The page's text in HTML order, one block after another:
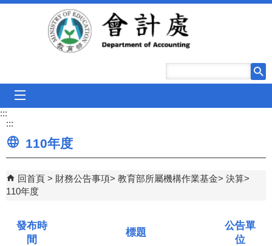
跳到主要內容區塊
:::
:::
110年度
回首頁 財務公告事項 教育部所屬機構作業基金
決算
110年度
發布時
間
標題
公告單
位